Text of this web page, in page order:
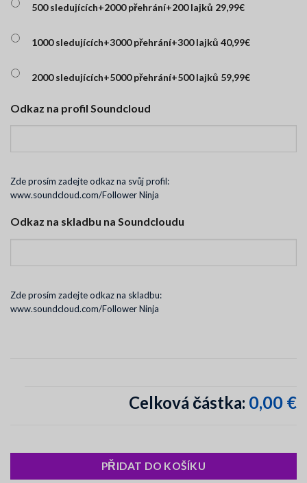
500 sledujících+2000 přehrání+200 lajků 29,99€
1000 sledujících+3000 přehrání+300 lajků 40,99€
2000 sledujících+5000 přehrání+500 lajků 59,99€
Odkaz na profil Soundcloud
Zde prosím zadejte odkaz na svůj profil:
www.soundcloud.com/Follower Ninja
Odkaz na skladbu na Soundcloudu
Zde prosím zadejte odkaz na skladbu:
www.soundcloud.com/Follower Ninja
Celková částka: 0,00 €
PŘIDAT DO KOŠÍKU